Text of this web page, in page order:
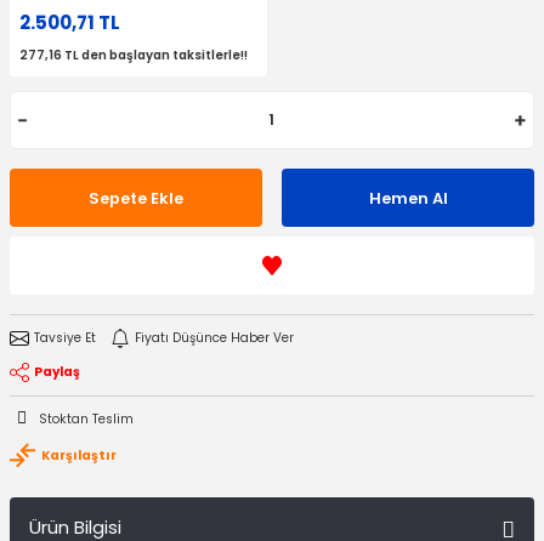
2.500,71 TL
277,16 TL den başlayan taksitlerle!!
Sepete Ekle Hemen Al
Tavsiye Et
Fiyatı Düşünce Haber Ver
Paylaş
Stoktan Teslim
Karşılaştır
Ürün Bilgisi